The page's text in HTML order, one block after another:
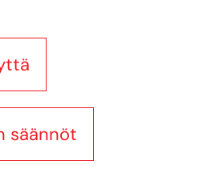
säännöt